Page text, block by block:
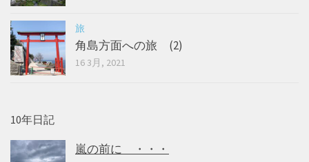
旅
角島方面への旅 (2)
16 3月, 2021
10年日記
嵐の前に ・・・